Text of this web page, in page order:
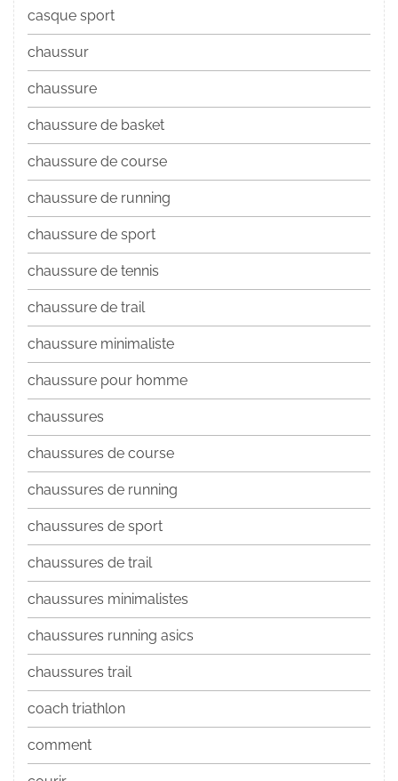
casque sport
chaussur
chaussure
chaussure de basket
chaussure de course
chaussure de running
chaussure de sport
chaussure de tennis
chaussure de trail
chaussure minimaliste
chaussure pour homme
chaussures
chaussures de course
chaussures de running
chaussures de sport
chaussures de trail
chaussures minimalistes
chaussures running asics
chaussures trail
coach triathlon
comment